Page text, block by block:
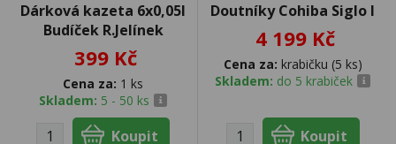
Dárková kazeta 6x0,05l
Budíček R.Jelínek
399 Kč
Cena za: 1 ks
Skladem: 5 - 50 ks
Doutníky Cohiba Siglo I
4 199 Kč
Cena za: krabičku (5 ks)
Skladem: do 5 krabiček